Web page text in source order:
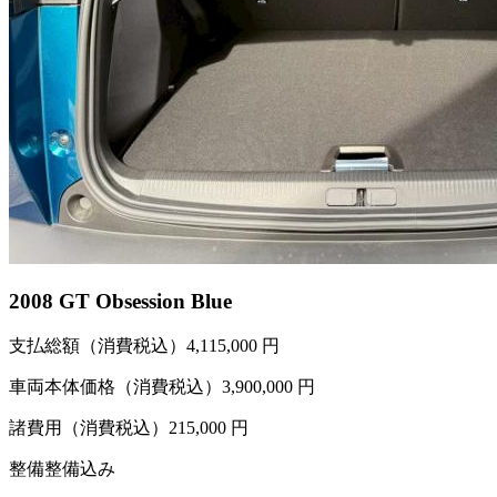
2008 GT Obsession Blue
支払総額（消費税込） 4,115,000 円
車両本体価格（消費税込） 3,900,000 円
諸費用（消費税込） 215,000 円
整備整備込み